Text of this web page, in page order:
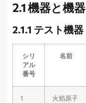
2.1 機器と機器
2.1.1 テスト機器
シリ
アル
番号
名前
1
火焰原子